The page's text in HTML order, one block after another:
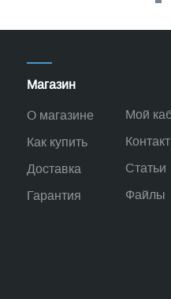
Магазин
О магазине
Как купить
Доставка
Гарантия
Мой
Статьи
Файлы